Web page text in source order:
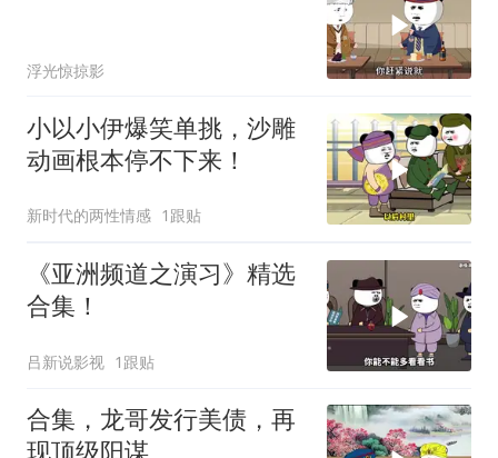
浮光惊掠影
小以小伊爆笑单挑，沙雕
动画根本停不下来！
新时代的两性情感 1跟贴
《亚洲频道之演习》精选
合集！
吕新说影视 1跟贴
合集，龙哥发行美债，再
现顶级阳谋